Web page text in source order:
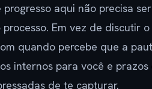
aqui não precisa
Em vez de discutir
quando percebe que a
internos para você e
de te capturar.